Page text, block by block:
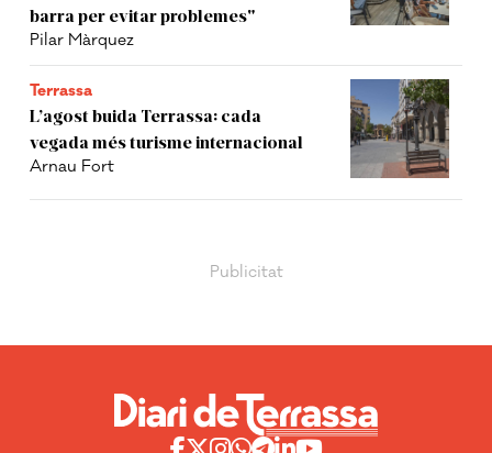
barra per evitar problemes"
Pilar Màrquez
Terrassa
L’agost buida Terrassa: cada
vegada més turisme internacional
Arnau Fort